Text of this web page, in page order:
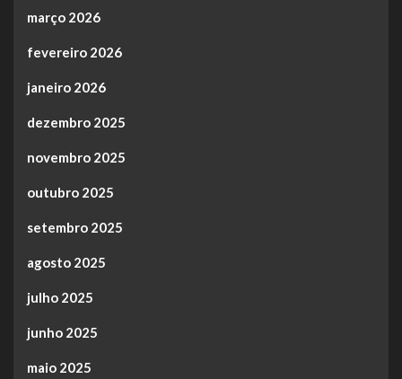
março 2026
fevereiro 2026
janeiro 2026
dezembro 2025
novembro 2025
outubro 2025
setembro 2025
agosto 2025
julho 2025
junho 2025
maio 2025